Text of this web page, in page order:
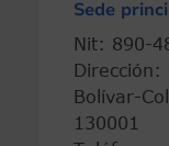
Sede
Nit:
Bolívar-